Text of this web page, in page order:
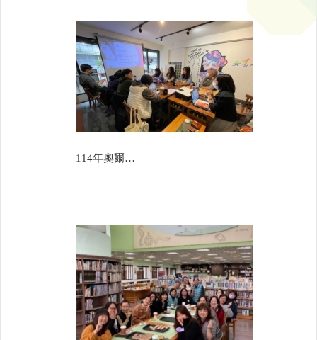
114年奧爾思全人教育學會